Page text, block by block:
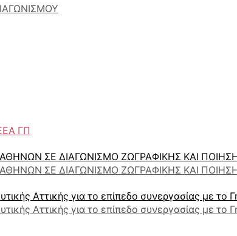
ΓΠ
ΣΕ ΔΙΑΓΩΝΙΣΜΟ ΖΩΓΡΑΦΙΚΗΣ ΚΑΙ
ΣΕ ΔΙΑΓΩΝΙΣΜΟ ΖΩΓΡΑΦΙΚΗΣ ΚΑΙ
Αττικής για το επίπεδο συνεργασίας με το
Αττικής για το επίπεδο συνεργασίας με το